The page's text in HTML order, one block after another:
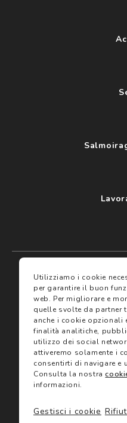
I miei preferiti
Assicurazioni
Servizi
Trova negozio
Gift Card
Termini
Avvertenze e
Utilizziamo i cookie
per garantire il buon
web. Per migliorare e
quelle svolte da partner
anche i cookie
finalità analitiche,
utilizzo dei social
attiveremo solamente i
consentirti di navigare e
Consulta la nostra
informazioni.
Gestisci i cookie